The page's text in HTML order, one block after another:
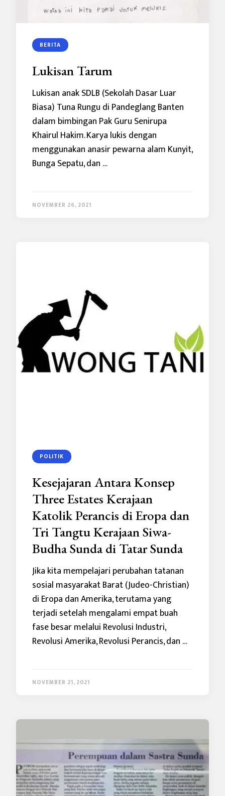
BERITA
Lukisan Tarum
Lukisan anak SDLB (Sekolah Dasar Luar
Biasa) Tuna Rungu di Pandeglang Banten
dalam bimbingan Pak Guru Senirupa
Khairul Hakim. Karya lukis dengan
menggunakan anasir pewarna alam Kunyit,
Bunga Sepatu, dan …
NOVEMBER 26, 2021
POLITIK
Kesejajaran Antara Konsep
Three Estates Kerajaan
Katolik Perancis di Eropa dan
Tri Tangtu Kerajaan Siwa-
Budha Sunda di Tatar Sunda
Jika kita mempelajari perubahan tatanan
sosial masyarakat Barat (Judeo-Christian)
di Eropa dan Amerika, terutama yang
terjadi setelah mengalami empat buah
fase besar melalui Revolusi Industri,
Revolusi Amerika, Revolusi Perancis, dan …
NOVEMBER 21, 2021